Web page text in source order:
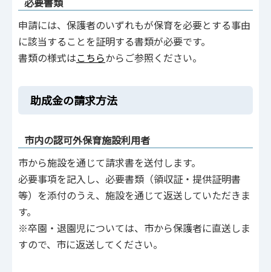
申請には、保護者のいずれもが保育を必要とする事由
に該当することを証明する書類が必要です。
書類の様式はこちらからご参照ください。
助成金の請求方法
市内の認可外保育施設利用者
市から施設を通じて請求書を送付します。
必要事項を記入し、必要書類（領収証・提供証明書
等）を添付のうえ、施設を通じて返送していただきま
す。
※卒園・退園児については、市から保護者に直送しま
すので、市に返送してください。